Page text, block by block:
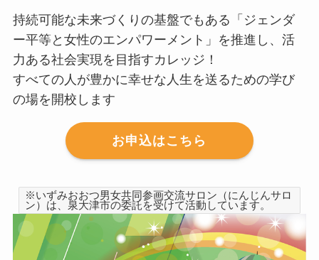
持続可能な未来づくりの基盤でもある「ジェンダ
ー平等と女性のエンパワーメント」を推進し、活
力ある社会実現を目指すカレッジ！
すべての人が豊かに幸せな人生を送るための学び
の場を開校します
お申込はこちら
※いずみおおつ男女共同参画交流サロン（にんじんサロ
ン）は、泉大津市の委託を受けて活動しています。